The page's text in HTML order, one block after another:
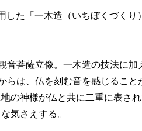
た「一木造（いちぼくづくり
菩薩立像。一木造の技法に加
らは、仏を刻む音を感じること
の神様が仏と共に二重に表さ
気さえする。